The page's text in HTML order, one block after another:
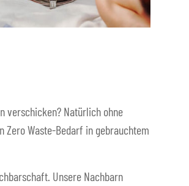
verschicken? Natürlich ohne
Zero Waste-Bedarf in gebrauchtem
Unsere Nachbarn